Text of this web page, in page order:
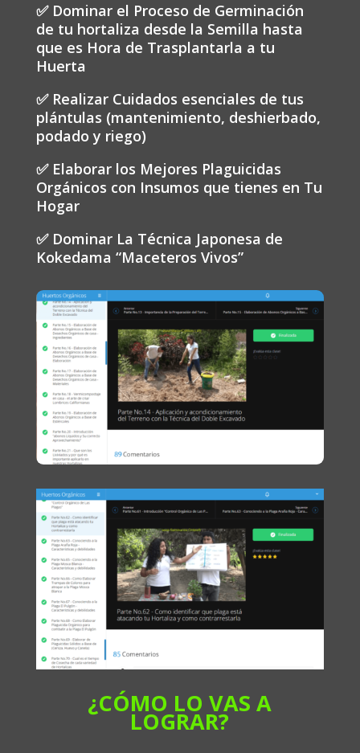
✅ Dominar el Proceso de Germinación
de tu hortaliza desde la Semilla hasta
que es Hora de Trasplantarla a tu
Huerta
✅ Realizar Cuidados esenciales de tus
plántulas (mantenimiento, deshierbado,
podado y riego)
✅ Elaborar los Mejores Plaguicidas
Orgánicos con Insumos que tienes en Tu
Hogar
✅ Dominar La Técnica Japonesa de
Kokedama “Maceteros Vivos”
¿CÓMO LO VAS A
LOGRAR?